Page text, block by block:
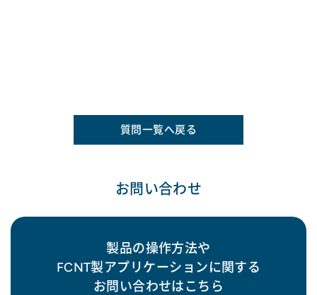
質問一覧へ戻る
お問い合わせ
製品の操作方法や
FCNT製アプリケーションに関する
お問い合わせはこちら